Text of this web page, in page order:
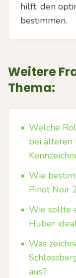
hilft, den
bestimmen.
Weitere
Thema:
• Welche
bei älteren
• Wie
Pinot Noir
• Wie sollte
Huber
• Was
aus?